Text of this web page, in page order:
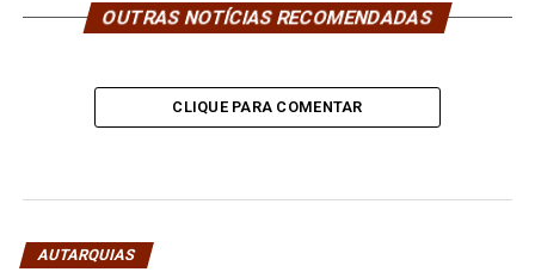
OUTRAS NOTÍCIAS RECOMENDADAS
CLIQUE PARA COMENTAR
AUTARQUIAS